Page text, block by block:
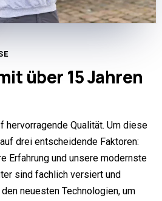
über 15 Jahren
hervorragende Qualität. Um diese
drei entscheidende Faktoren:
Erfahrung und unsere modernste
sind fachlich versiert und
neuesten Technologien, um